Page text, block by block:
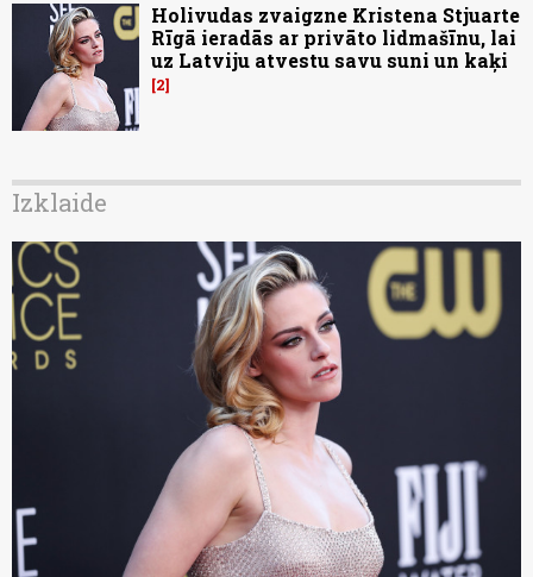
Holivudas zvaigzne Kristena Stjuarte
Rīgā ieradās ar privāto lidmašīnu, lai
uz Latviju atvestu savu suni un kaķi
2
Izklaide